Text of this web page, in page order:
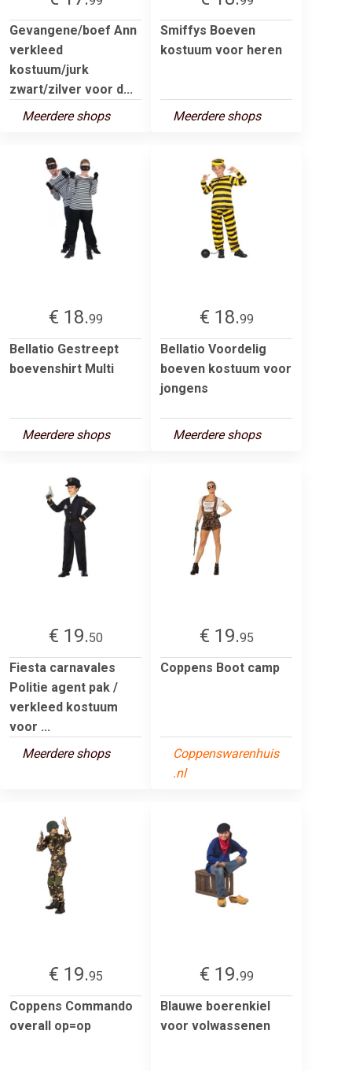
Gevangene/boef Ann
verkleed
kostuum/jurk
zwart/zilver voor d...
Meerdere shops
Smiffys Boeven
kostuum voor heren
Meerdere shops
€ 18.99
Bellatio Gestreept
boevenshirt Multi
Meerdere shops
€ 18.99
Bellatio Voordelig
boeven kostuum voor
jongens
Meerdere shops
€ 19.50
Fiesta carnavales
Politie agent pak /
verkleed kostuum
voor ...
Meerdere shops
€ 19.95
Coppens Boot camp
Coppenswarenhuis
.nl
€ 19.95
Coppens Commando
overall op=op
€ 19.99
Blauwe boerenkiel
voor volwassenen